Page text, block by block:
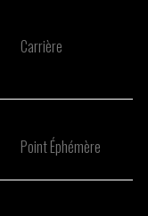
Carrière
Point Éphémère